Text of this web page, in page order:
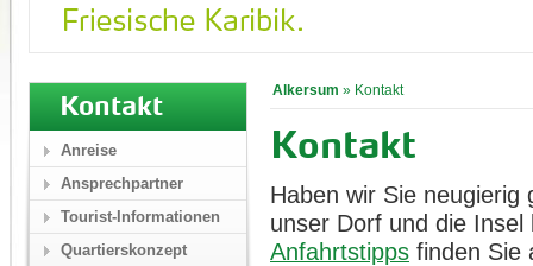
Alkersum » Kontakt
Kontakt
Haben wir Sie
unser Dorf und die
Anfahrtstipps finden Sie
Kontakt
Anreise
Ansprechpartner
Tourist-Informationen
Quartierskonzept